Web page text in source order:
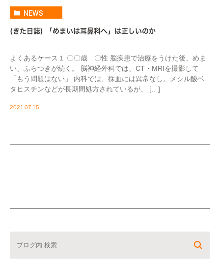
NEWS
(きた日誌) 「めまいは耳鼻科へ」は正しいのか
よくあるケース１ 〇〇歳 〇性 脳疾患で治療をうけた後、めま
い、ふらつきが続く。 脳神経外科では、CT・MRIを撮影して
「もう問題はない」 内科では、採血には異常なし。メシル酸ベ
タヒスチンなどが長期間処方されているが、 […]
2021.07.15